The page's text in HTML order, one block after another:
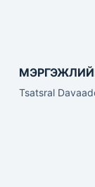
Tsatsral